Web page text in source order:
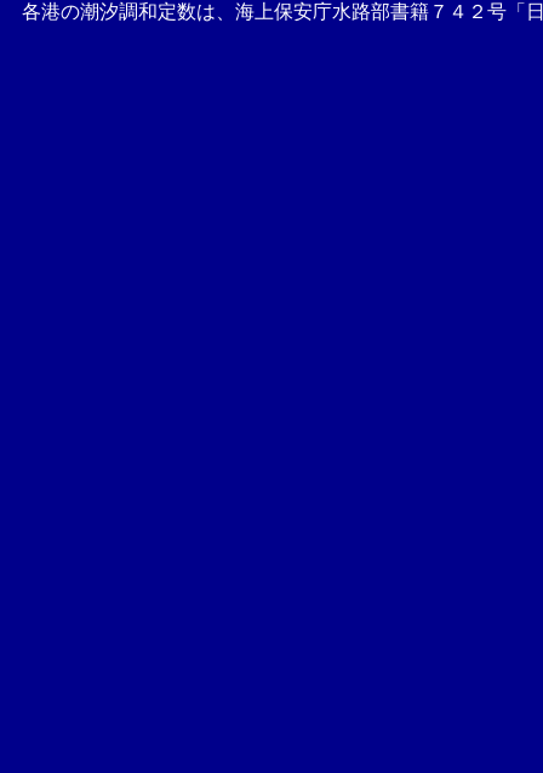
各港の潮汐調和定数は、海上保安庁水路部書籍７４２号「